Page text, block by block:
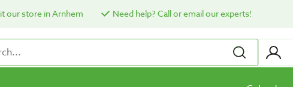
our store in Arnhem Need help? Call or email our experts!